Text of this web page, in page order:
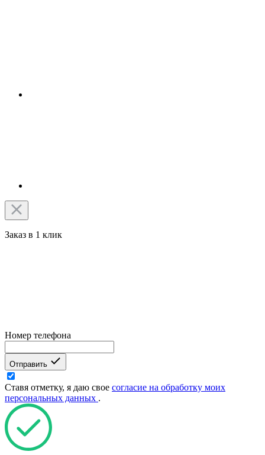
Заказ в 1 клик
Номер телефона
Отправить
Ставя отметку, я даю свое согласие на обработку моих
персональных данных .